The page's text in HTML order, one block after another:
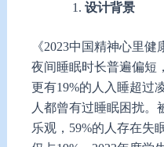
设计背景
《2023中国精神心里
夜间睡眠时长普遍偏短
更有19%的人入睡超过
人都曾有过睡眠困扰。
乐观，59%的人存在失